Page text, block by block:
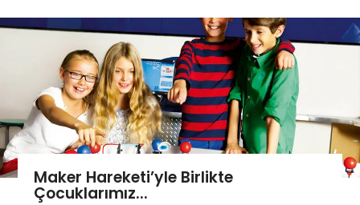
Maker Hareketi’yle Birlikte
Çocuklarımız...